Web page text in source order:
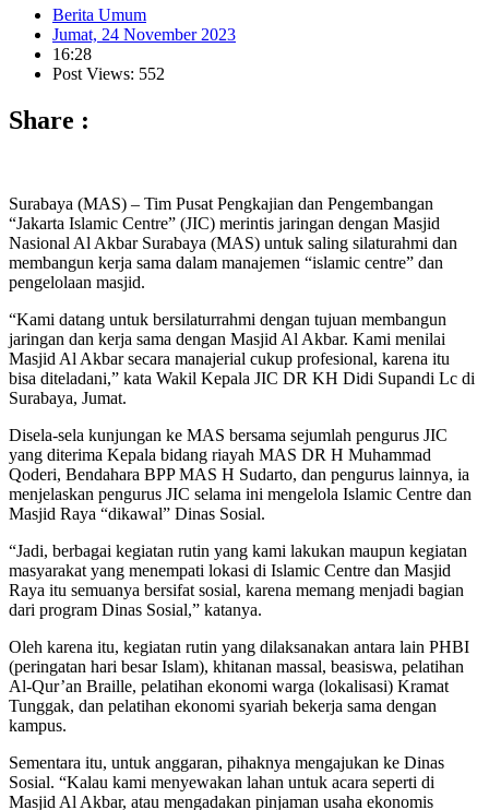
Berita Umum
Jumat, 24 November 2023
16:28
Post Views: 552
Share :
Surabaya (MAS) – Tim Pusat Pengkajian dan Pengembangan
“Jakarta Islamic Centre” (JIC) merintis jaringan dengan Masjid
Nasional Al Akbar Surabaya (MAS) untuk saling silaturahmi dan
membangun kerja sama dalam manajemen “islamic centre” dan
pengelolaan masjid.
“Kami datang untuk bersilaturrahmi dengan tujuan membangun
jaringan dan kerja sama dengan Masjid Al Akbar. Kami menilai
Masjid Al Akbar secara manajerial cukup profesional, karena itu
bisa diteladani,” kata Wakil Kepala JIC DR KH Didi Supandi Lc di
Surabaya, Jumat.
Disela-sela kunjungan ke MAS bersama sejumlah pengurus JIC
yang diterima Kepala bidang riayah MAS DR H Muhammad
Qoderi, Bendahara BPP MAS H Sudarto, dan pengurus lainnya, ia
menjelaskan pengurus JIC selama ini mengelola Islamic Centre dan
Masjid Raya “dikawal” Dinas Sosial.
“Jadi, berbagai kegiatan rutin yang kami lakukan maupun kegiatan
masyarakat yang menempati lokasi di Islamic Centre dan Masjid
Raya itu semuanya bersifat sosial, karena memang menjadi bagian
dari program Dinas Sosial,” katanya.
Oleh karena itu, kegiatan rutin yang dilaksanakan antara lain PHBI
(peringatan hari besar Islam), khitanan massal, beasiswa, pelatihan
Al-Qur’an Braille, pelatihan ekonomi warga (lokalisasi) Kramat
Tunggak, dan pelatihan ekonomi syariah bekerja sama dengan
kampus.
Sementara itu, untuk anggaran, pihaknya mengajukan ke Dinas
Sosial. “Kalau kami menyewakan lahan untuk acara seperti di
Masjid Al Akbar, atau mengadakan pinjaman usaha ekonomis